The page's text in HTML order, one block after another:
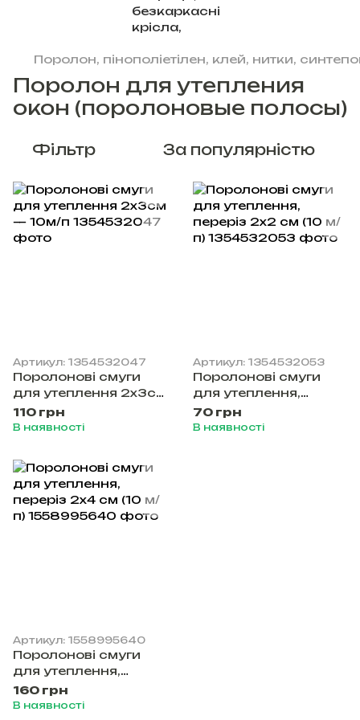
Поролон, пінополіетілен, клей, нитки,
Поролон для утепления
окон (поролоновые полосы)
Фільтр За популярністю
Артикул: 1354532047
Поролонові смуги
для утеплення 2х3см
— 10м/п
110 грн
В наявності
Артикул: 1354532053
Поролонові смуги
для утеплення,
переріз 2х2 см (10 м/
п)
70 грн
В наявності
Артикул: 1558995640
Поролонові смуги
для утеплення,
переріз 2х4 см (10 м/
п)
160 грн
В наявності